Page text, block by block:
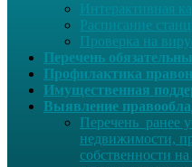
Интерактивная
Расписание
Проверка на
Перечень
Профилактика
Имущественная
Выявление
Перечень ранее
недвижимости,
собственности